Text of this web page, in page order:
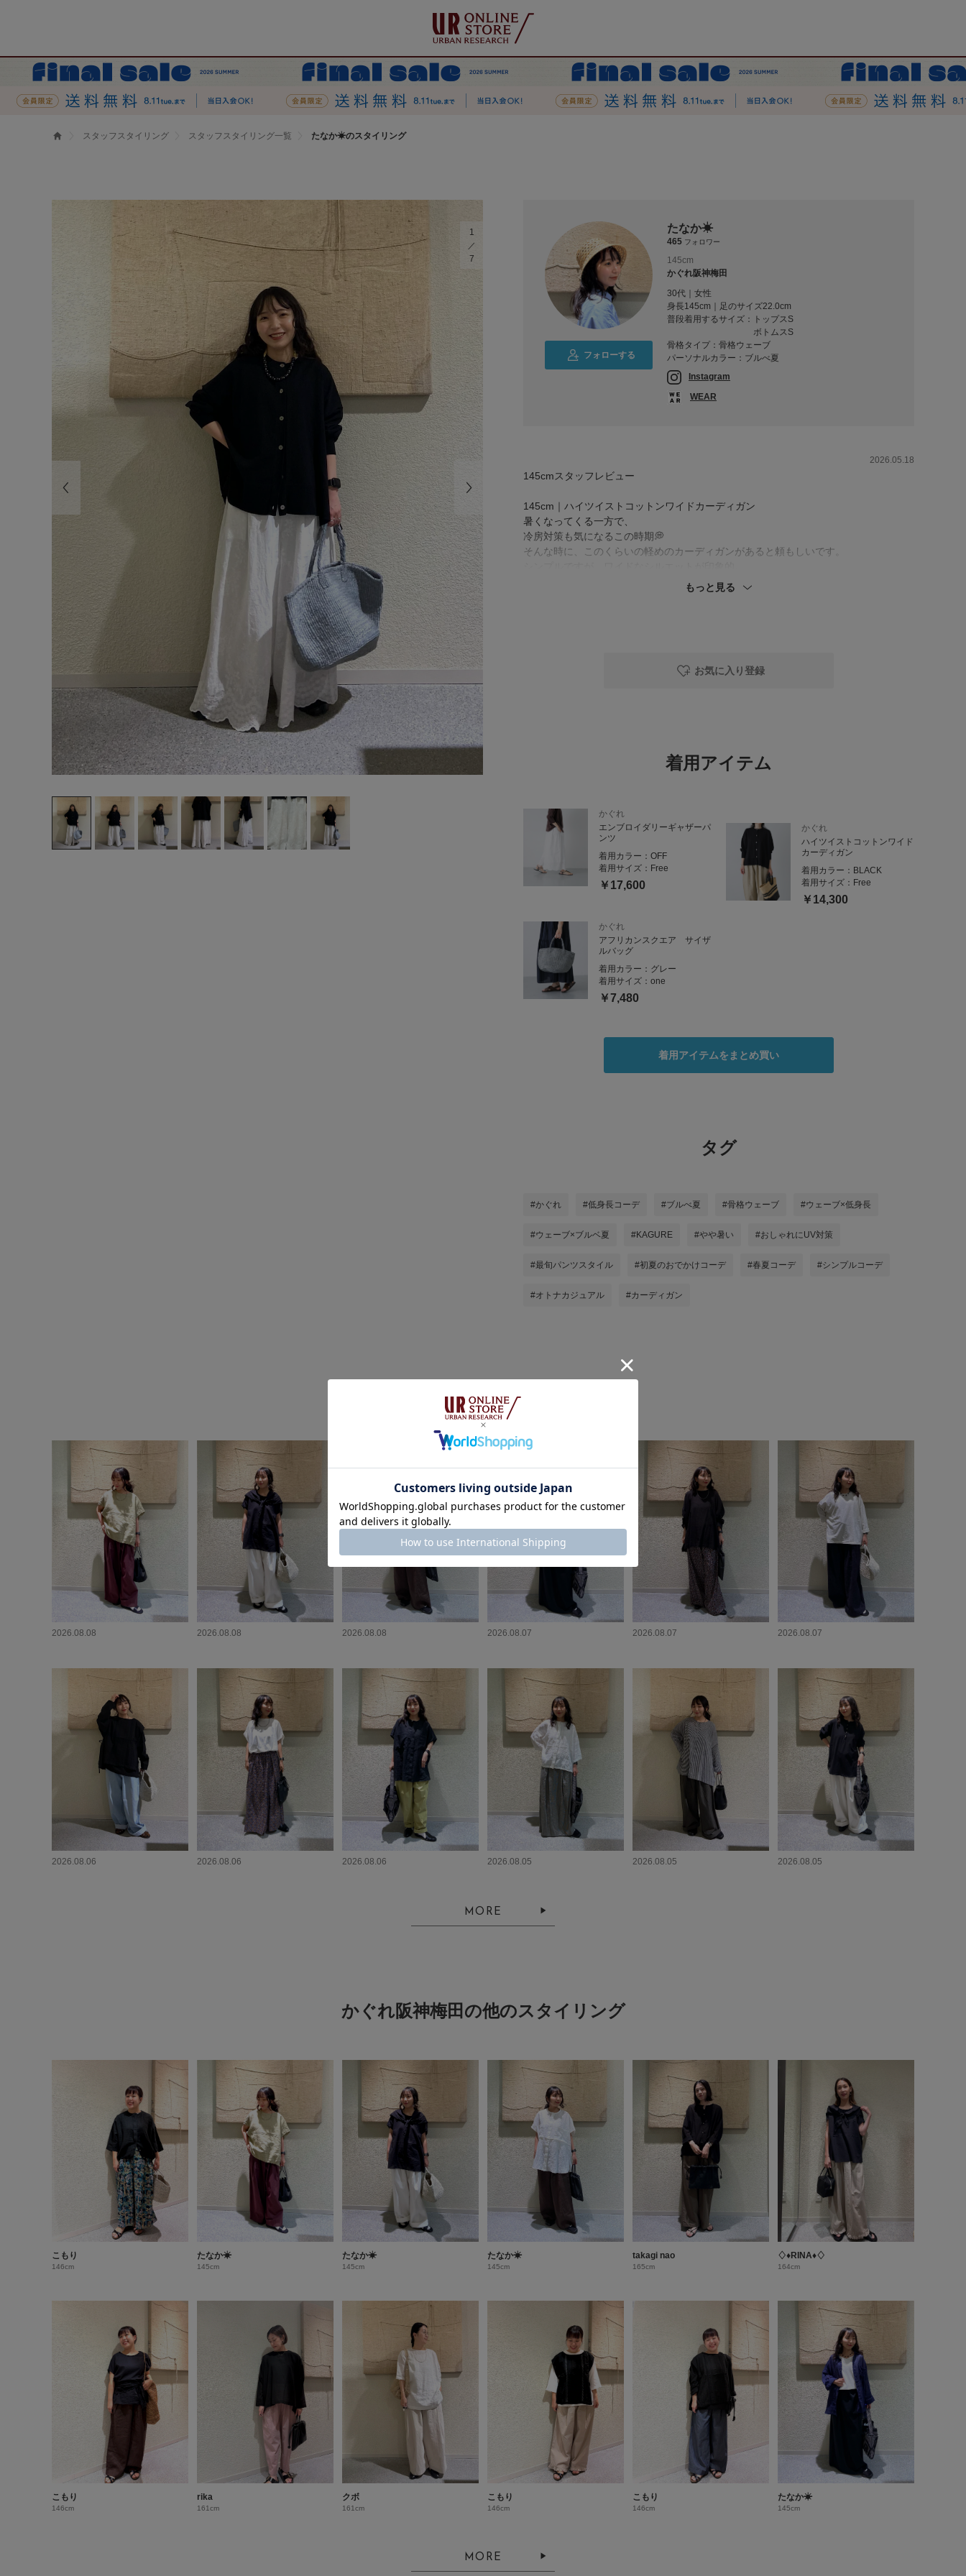
スタッフスタイリング スタッフスタイリング一覧 たなか☀︎のスタイリング
1
7
フォローする
たなか☀︎
465 フォロワー
145cm
かぐれ阪神梅田
30代｜女性
身長145cm｜足のサイズ22.0cm
普段着用するサイズ：
トップスS
ボトムスS
骨格タイプ：骨格ウェーブ
パーソナルカラー：ブルべ夏
Instagram
WEAR
2026.05.18
145cmスタッフレビュー
145cm｜ハイツイストコットンワイドカーディガン
暑くなってくる一方で、
冷房対策も気になるこの時期💭
そんな時に、このくらいの軽めのカーディガンがあると頼もしいです。
前見頃はやや短めで、サイドが開いているので
甘さ控えめのカジュアルコーデを発信中
フォローしておくと、さっと見返せます◎
もっと見る
お気に入り登録
着用アイテム
かぐれ
エンブロイダリーギャザーパ
ンツ
着用カラー： OFF
着用サイズ： Free
￥17,600
かぐれ
ハイツイストコットンワイド
カーディガン
着用カラー： BLACK
着用サイズ： Free
￥14,300
かぐれ
アフリカンスクエア サイザ
ルバッグ
着用カラー： グレー
着用サイズ： one
￥7,480
着用アイテムをまとめ買い
タグ
#かぐれ #低身長コーデ #ブルべ夏 #骨格ウェーブ #ウェーブ×低身長
#ウェーブ×ブルベ夏 #KAGURE #やや暑い #おしゃれにUV対策
#最旬パンツスタイル #初夏のおでかけコーデ #春夏コーデ #シンプルコーデ
#オトナカジュアル #カーディガン
2026.08.08 2026.08.08 2026.08.08 2026.08.07 2026.08.07 2026.08.07
2026.08.06 2026.08.06 2026.08.06 2026.08.05 2026.08.05 2026.08.05
MORE
かぐれ阪神梅田の他のスタイリング
こもり
146cm
たなか☀︎
145cm
たなか☀︎
145cm
たなか☀︎
145cm
takagi nao
165cm
♢♦︎RINA♦︎♢
164cm
こもり
146cm
rika
161cm
クボ
161cm
こもり
146cm
こもり
146cm
たなか☀︎
145cm
MORE